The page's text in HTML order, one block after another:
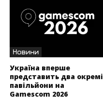
Новини
Україна вперше
представить два окремі
павільйони на
Gamescom 2026